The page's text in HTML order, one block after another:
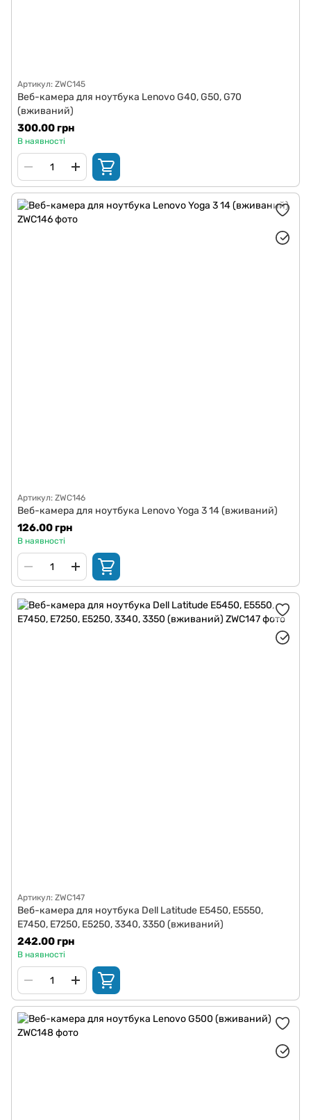
Артикул: ZWC145
Веб-камера для ноутбука Lenovo G40, G50, G70
(вживаний)
300.00 грн
В наявності
Артикул: ZWC146
Веб-камера для ноутбука Lenovo Yoga 3 14 (вживаний)
126.00 грн
В наявності
Артикул: ZWC147
Веб-камера для ноутбука Dell Latitude E5450, E5550,
E7450, E7250, E5250, 3340, 3350 (вживаний)
242.00 грн
В наявності